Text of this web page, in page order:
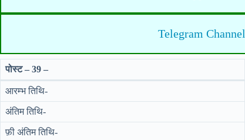
Telegram Channel
पोस्ट – 39 –
आरम्भ तिथि-
अंतिम तिथि-
फ़ी अंतिम तिथि-